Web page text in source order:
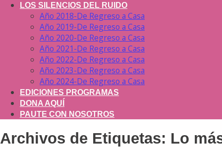
LOS SILENCIOS DEL RUIDO
Año 2018-De Regreso a Casa
Año 2019-De Regreso a Casa
Año 2020-De Regreso a Casa
Año 2021-De Regreso a Casa
Año 2022-De Regreso a Casa
Año 2023-De Regreso a Casa
Año 2024-De Regreso a Casa
EDICIONES PROGRAMAS
DONA AQUÍ
PAUTE CON NOSOTROS
Archivos de Etiquetas: Lo